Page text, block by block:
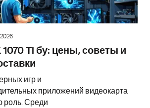
1070 TI бу: цены, советы и
игр и
приложений видеокарта
роль. Среди